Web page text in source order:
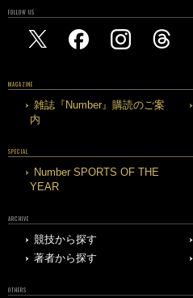
FOLLOW US
MAGAZINE
雑誌『Number』購読のご案
内
SPECIAL
Number SPORTS OF THE
YEAR
ARCHIVE
競技から探す
著者から探す
OTHERS